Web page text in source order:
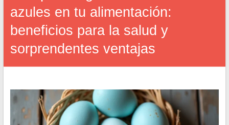
azules en tu alimentación:
beneficios para la salud y
sorprendentes ventajas